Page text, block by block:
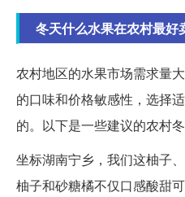
冬天什么水果在农村最好
农村地区的水果市场需求量
的口味和价格敏感性，选择
的。以下是一些建议的农村冬
坐标湖南宁乡，我们这柚子
柚子和砂糖橘不仅口感酸甜